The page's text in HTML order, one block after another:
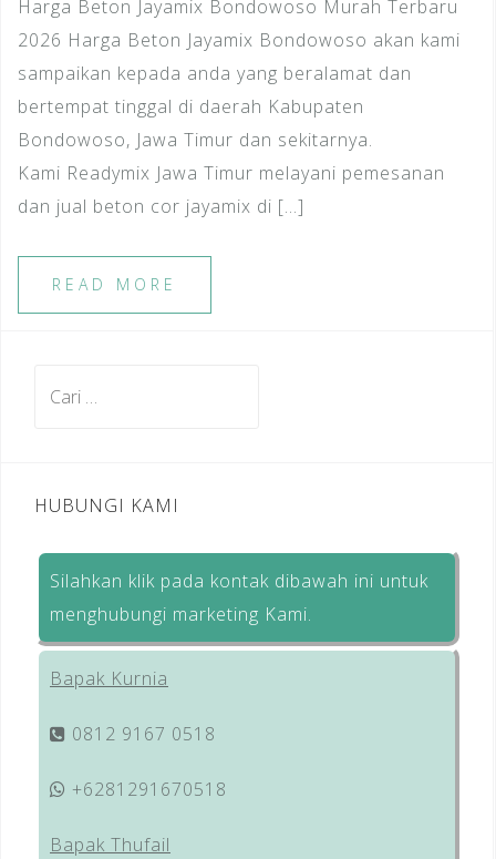
Harga Beton Jayamix Bondowoso Murah Terbaru
2026 Harga Beton Jayamix Bondowoso akan kami
sampaikan kepada anda yang beralamat dan
bertempat tinggal di daerah Kabupaten
Bondowoso, Jawa Timur dan sekitarnya.
Kami Readymix Jawa Timur melayani pemesanan
dan jual beton cor jayamix di […]
READ MORE
HUBUNGI KAMI
Silahkan klik pada kontak dibawah ini untuk
menghubungi marketing Kami.
Bapak Kurnia
0812 9167 0518
+6281291670518
Bapak Thufail